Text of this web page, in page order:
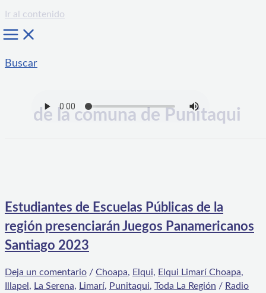
Ir al contenido
Buscar
de la comuna de Punitaqui
Estudiantes de Escuelas Públicas de la
región presenciarán Juegos Panamericanos
Santiago 2023
Deja un comentario / Choapa, Elqui, Elqui Limarí Choapa,
Illapel , La Serena, Limarí, Punitaqui, Toda La Región / Radio